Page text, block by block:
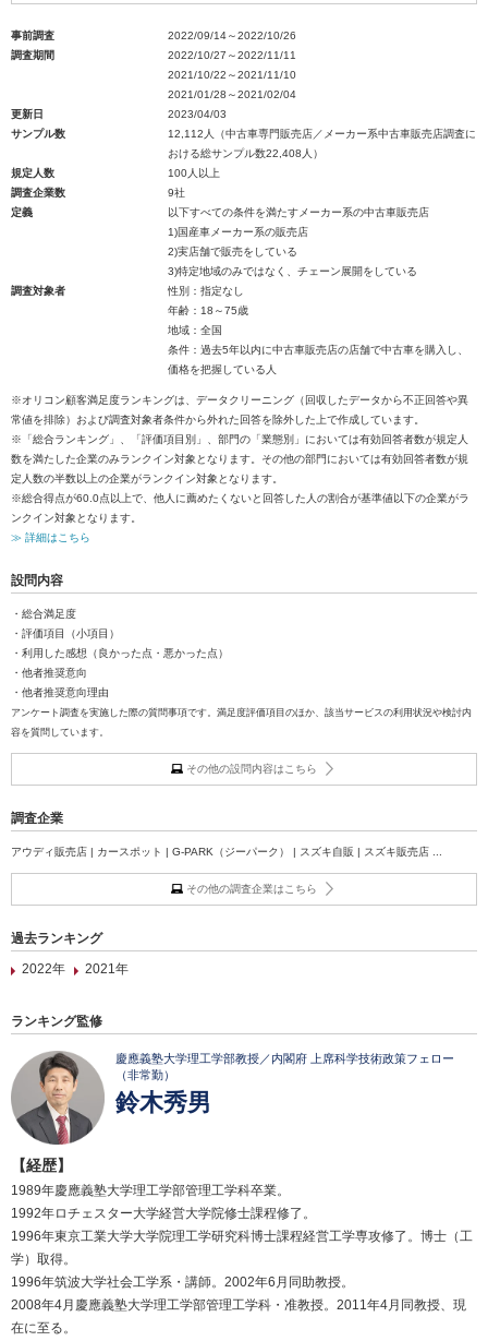
事前調査
2022/09/14～2022/10/26
調査期間
2022/10/27～2022/11/11
2021/10/22～2021/11/10
2021/01/28～2021/02/04
更新日
2023/04/03
サンプル数
12,112人（中古車専門販売店／メーカー系中古車販売店調査に
おける総サンプル数22,408人）
規定人数
100人以上
調査企業数
9社
定義
以下すべての条件を満たすメーカー系の中古車販売店
1)国産車メーカー系の販売店
2)実店舗で販売をしている
3)特定地域のみではなく、チェーン展開をしている
調査対象者
性別：指定なし
年齢：18～75歳
地域：全国
条件：過去5年以内に中古車販売店の店舗で中古車を購入し、
価格を把握している人
※オリコン顧客満足度ランキングは、データクリーニング（回収したデータから不正回答や異
常値を排除）および調査対象者条件から外れた回答を除外した上で作成しています。
※「総合ランキング」、「評価項目別」、部門の「業態別」においては有効回答者数が規定人
数を満たした企業のみランクイン対象となります。その他の部門においては有効回答者数が規
定人数の半数以上の企業がランクイン対象となります。
※総合得点が60.0点以上で、他人に薦めたくないと回答した人の割合が基準値以下の企業がラ
ンクイン対象となります。
≫ 詳細はこちら
設問内容
・総合満足度
・評価項目（小項目）
・利用した感想（良かった点・悪かった点）
・他者推奨意向
・他者推奨意向理由
アンケート調査を実施した際の質問事項です。満足度評価項目のほか、該当サービスの利用状況や検討内
容を質問しています。
その他の設問内容はこちら
調査企業
アウディ販売店 | カースポット | G-PARK（ジーパーク） | スズキ自販 | スズキ販売店 ...
その他の調査企業はこちら
過去ランキング
2022年
2021年
ランキング監修
慶應義塾大学理工学部教授／内閣府 上席科学技術政策フェロー
（非常勤）
鈴木秀男
【経歴】
1989年慶應義塾大学理工学部管理工学科卒業。
1992年ロチェスター大学経営大学院修士課程修了。
1996年東京工業大学大学院理工学研究科博士課程経営工学専攻修了。博士（工
学）取得。
1996年筑波大学社会工学系・講師。2002年6月同助教授。
2008年4月慶應義塾大学理工学部管理工学科・准教授。2011年4月同教授、現
在に至る。